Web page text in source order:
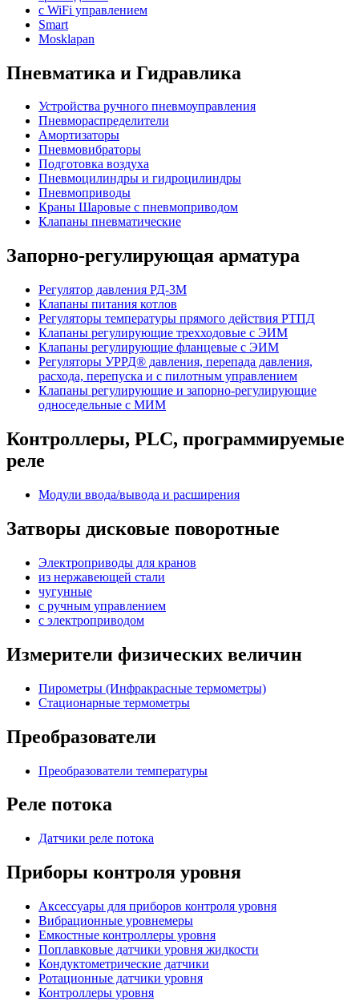
с WiFi управлением
Smart
Mosklapan
Пневматика и Гидравлика
Устройства ручного пневмоуправления
Пневмораспределители
Амортизаторы
Пневмовибраторы
Подготовка воздуха
Пневмоцилиндры и гидроцилиндры
Пневмоприводы
Краны Шаровые с пневмоприводом
Клапаны пневматические
Запорно-регулирующая арматура
Регулятор давления РД-3М
Клапаны питания котлов
Регуляторы температуры прямого действия РТПД
Клапаны регулирующие трехходовые с ЭИМ
Клапаны регулирующие фланцевые с ЭИМ
Регуляторы УРРД® давления, перепада давления,
расхода, перепуска и с пилотным управлением
Клапаны регулирующие и запорно-регулирующие
односедельные с МИМ
Контроллеры, PLС, программируемые
реле
Модули ввода/вывода и расширения
Затворы дисковые поворотные
Электроприводы для кранов
из нержавеющей стали
чугунные
с ручным управлением
c электроприводом
Измерители физических величин
Пирометры (Инфракрасные термометры)
Стационарные термометры
Преобразователи
Преобразователи температуры
Реле потока
Датчики реле потока
Приборы контроля уровня
Аксессуары для приборов контроля уровня
Вибрационные уровнемеры
Емкостные контроллеры уровня
Поплавковые датчики уровня жидкости
Кондуктометрические датчики
Ротационные датчики уровня
Контроллеры уровня